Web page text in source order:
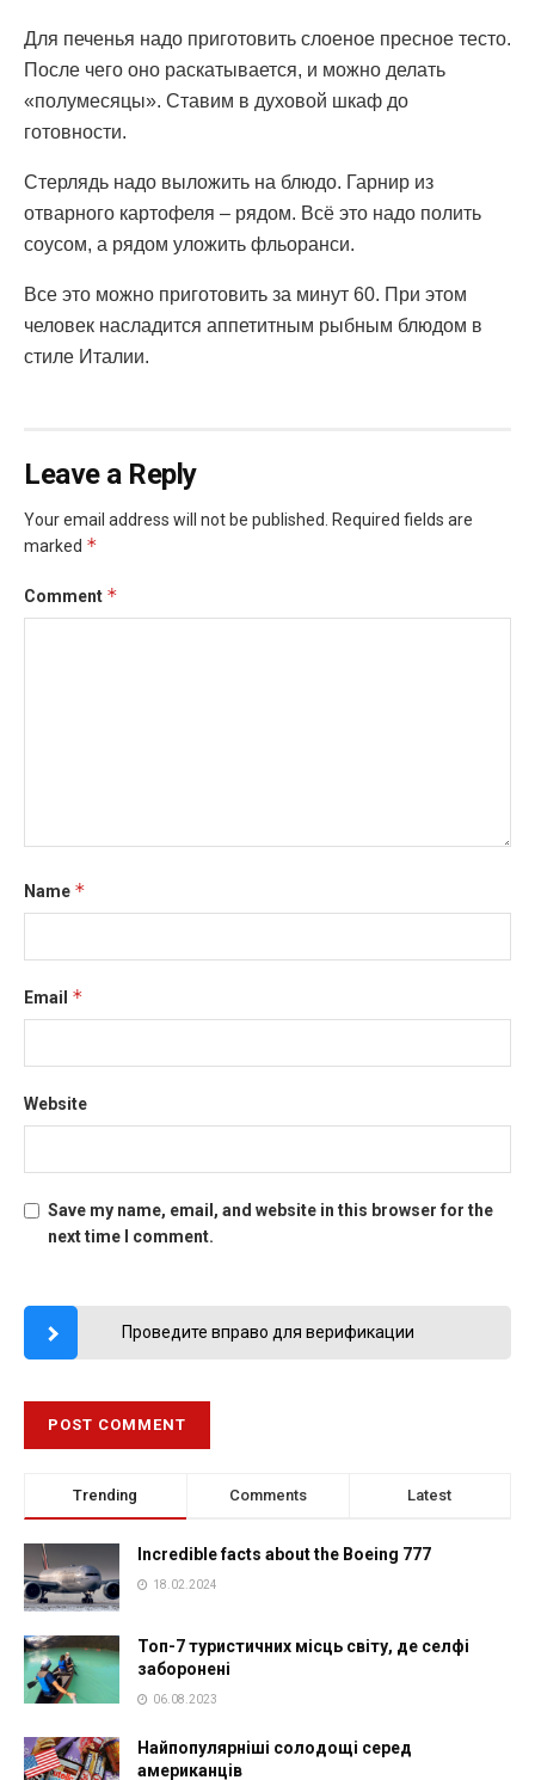
Для печенья надо приготовить слоеное пресное тесто.
После чего оно раскатывается, и можно делать
«полумесяцы». Ставим в духовой шкаф до
готовности.
Стерлядь надо выложить на блюдо. Гарнир из
отварного картофеля – рядом. Всё это надо полить
соусом, а рядом уложить фльоранси.
Все это можно приготовить за минут 60. При этом
человек насладится аппетитным рыбным блюдом в
стиле Италии.
Leave a Reply
Your email address will not be published.
Required fields are
marked *
Comment *
Name *
Email *
Website
Save my name, email, and website in this browser for the
next time I comment.
Проведите вправо для верификации
Trending Comments Latest
Incredible facts about the Boeing 777
18.02.2024
Топ-7 туристичних місць світу, де селфі
заборонені
06.08.2023
Найпопулярніші солодощі серед
американців